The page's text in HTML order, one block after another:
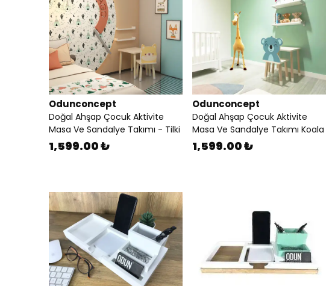
Odunconcept
Doğal Ahşap Çocuk Aktivite
Masa Ve Sandalye Takımı - Tilki
1,599.00 ₺
Odunconcept
Doğal Ahşap Çocuk Aktivite
Masa Ve Sandalye Takımı Koala
1,599.00 ₺